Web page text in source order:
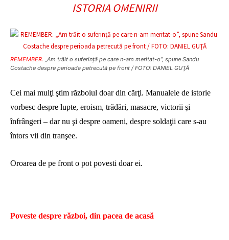
ISTORIA OMENIRII
REMEMBER. „Am trăit o suferinţă pe care n-am meritat-o”, spune Sandu
Costache despre perioada petrecută pe front / FOTO: DANIEL GUŢĂ
Cei mai mulţi ştim războiul doar din cărţi. Manualele de istorie
vorbesc despre lupte, eroism, trădări, masacre, victorii şi
înfrângeri – dar nu şi despre oameni, despre soldaţii care s-au
întors vii din tranşee.
Oroarea de pe front o pot povesti doar ei.
Poveste despre război, din pacea de acasă